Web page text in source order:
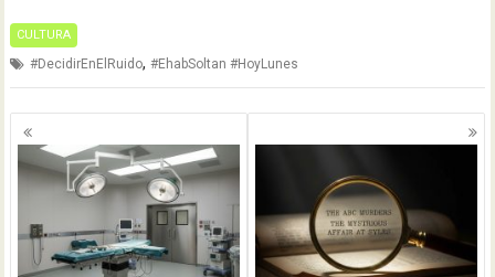
CULTURA
#DecidirEnElRuido,#EhabSoltan #HoyLunes
Navegación
de
entradas